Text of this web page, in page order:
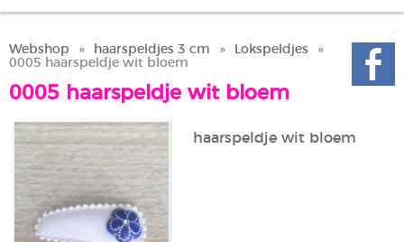
Webshop » haarspeldjes 3 cm » Lokspeldjes
»
0005 haarspeldje wit bloem
0005 haarspeldje wit bloem
haarspeldje wit bloem